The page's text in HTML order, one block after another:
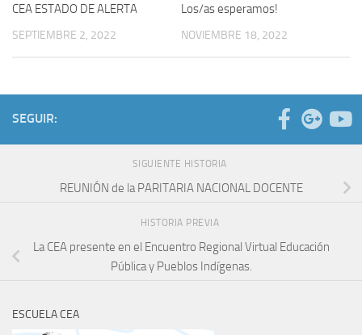
CEA ESTADO DE ALERTA
SEPTIEMBRE 2, 2022
Los/as esperamos!
NOVIEMBRE 18, 2022
SEGUIR:
SIGUIENTE HISTORIA
REUNIÓN de la PARITARIA NACIONAL DOCENTE
HISTORIA PREVIA
La CEA presente en el Encuentro Regional Virtual Educación
Pública y Pueblos Indígenas.
ESCUELA CEA